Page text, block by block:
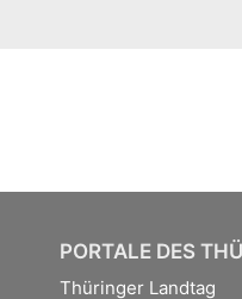
PORTALE DES
Thüringer Landtag